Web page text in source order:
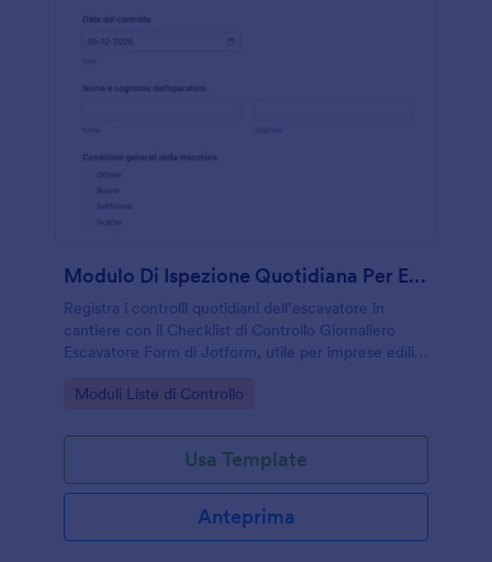
Modulo Di Ispezione Quotidiana Per Escavatore
Registra i controlli quotidiani dell’escavatore in
cantiere con il Checklist di Controllo Giornaliero
Escavatore Form di Jotform, utile per imprese edili,
raccolta dati chiara e tracciabile.
Go to Category:
Moduli Liste di Controllo
Usa Template
Anteprima